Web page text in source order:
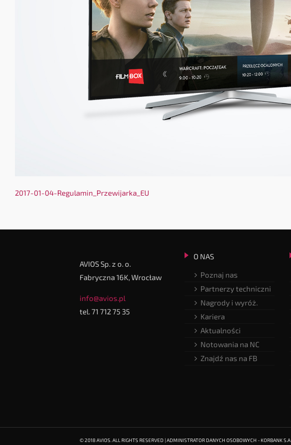
2017-01-04-Regulamin_Przewijarka_EU
AVIOS Sp. z o. o.
Fabryczna 16K, Wrocław
info@avios.pl
tel. 71 712 75 35
O NAS
Poznaj nas
Partnerzy techniczni
Nagrody i wyróż.
Kariera
Aktualności
Notowania na NC
Znajdź nas na FB
© 2018 AVIOS. ALL RIGHTS RESERVED | ADMINISTRATOR DANYCH OSOBOWYCH - KORBANK S.A